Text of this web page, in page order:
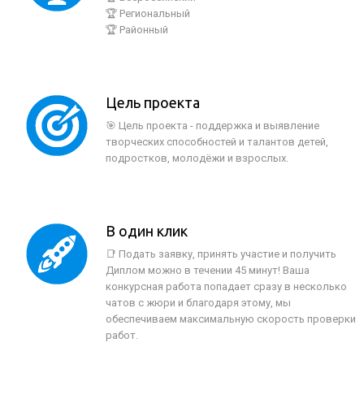
🏆 Региональный
🏆 Районный
Цель проекта
🎯 Цель проекта - поддержка и выявление
творческих способностей и талантов детей,
подростков, молодёжи и взрослых.
В один клик
📑 Подать заявку, принять участие и получить
Диплом можно в течении 45 минут! Ваша
конкурсная работа попадает сразу в несколько
чатов с жюри и благодаря этому, мы
обеспечиваем максимальную скорость проверки
работ.